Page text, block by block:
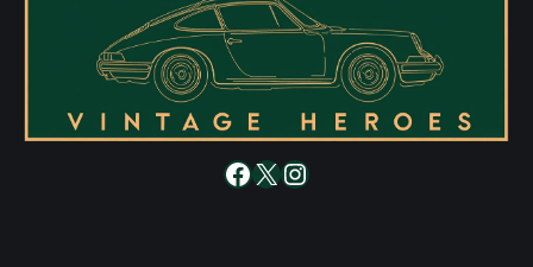
Facebook
X Instagram